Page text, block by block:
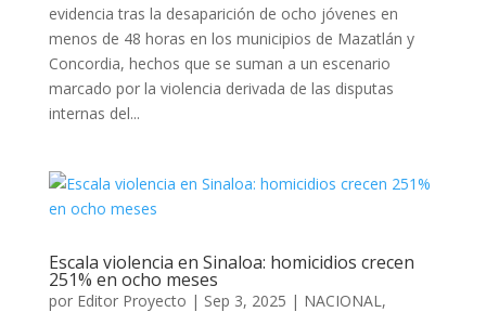
evidencia tras la desaparición de ocho jóvenes en
menos de 48 horas en los municipios de Mazatlán y
Concordia, hechos que se suman a un escenario
marcado por la violencia derivada de las disputas
internas del...
Escala violencia en Sinaloa: homicidios crecen
251% en ocho meses
por Editor Proyecto | Sep 3, 2025 | NACIONAL,